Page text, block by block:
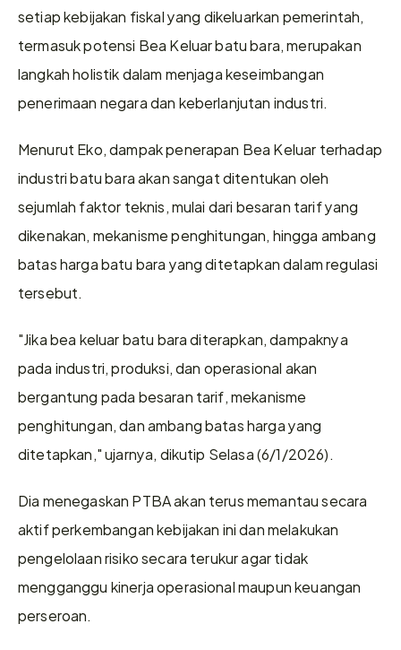
setiap kebijakan fiskal yang dikeluarkan pemerintah,
termasuk potensi Bea Keluar batu bara, merupakan
langkah holistik dalam menjaga keseimbangan
penerimaan negara dan keberlanjutan industri.
Menurut Eko, dampak penerapan Bea Keluar terhadap
industri batu bara akan sangat ditentukan oleh
sejumlah faktor teknis, mulai dari besaran tarif yang
dikenakan, mekanisme penghitungan, hingga ambang
batas harga batu bara yang ditetapkan dalam regulasi
tersebut.
"Jika bea keluar batu bara diterapkan, dampaknya
pada industri, produksi, dan operasional akan
bergantung pada besaran tarif, mekanisme
penghitungan, dan ambang batas harga yang
ditetapkan," ujarnya, dikutip Selasa (6/1/2026).
Dia menegaskan PTBA akan terus memantau secara
aktif perkembangan kebijakan ini dan melakukan
pengelolaan risiko secara terukur agar tidak
mengganggu kinerja operasional maupun keuangan
perseroan.